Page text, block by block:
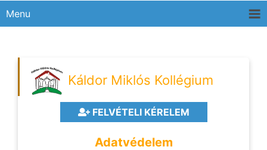
Menu
Káldor Miklós Kollégium
FELVÉTELI KÉRELEM
Adatvédelem